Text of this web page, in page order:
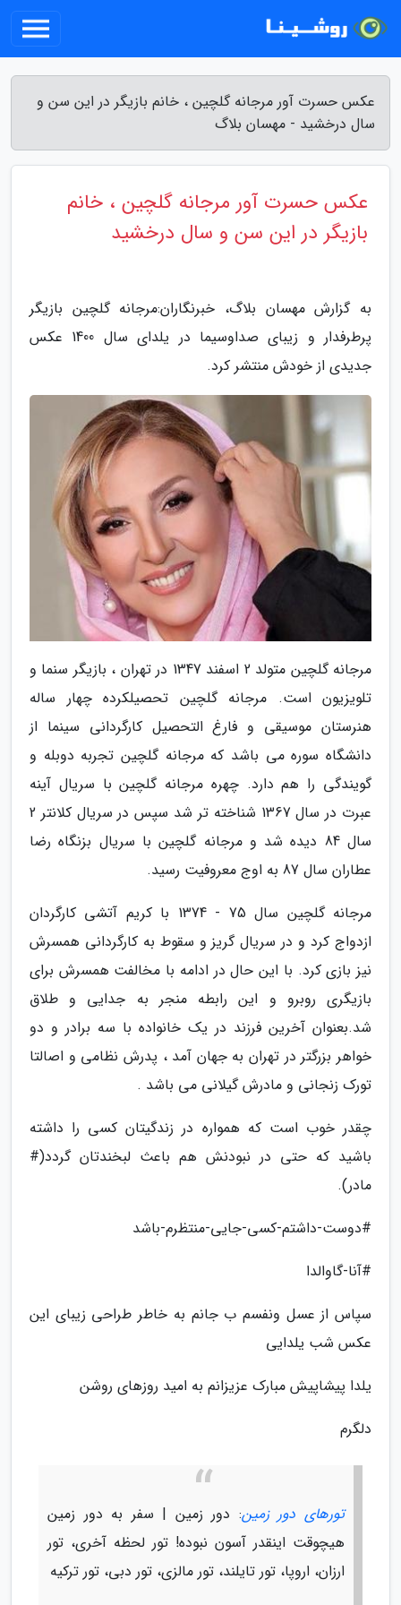
عکس حسرت آور مرجانه گلچین ، خانم بازیگر در این سن و
سال درخشید - مهسان بلاگ
عکس حسرت آور مرجانه گلچین ، خانم
بازیگر در این سن و سال درخشید
به گزارش مهسان بلاگ، خبرنگاران:مرجانه گلچین بازیگر
پرطرفدار و زیبای صداوسیما در یلدای سال 1400 عکس
جدیدی از خودش منتشر کرد.
مرجانه گلچین متولد 2 اسفند 1347 در تهران ، بازیگر سنما و
تلویزیون است. مرجانه گلچین تحصیلکرده چهار ساله
هنرستان موسیقی و فارغ التحصیل کارگردانی سینما از
دانشگاه سوره می باشد که مرجانه گلچین تجربه دوبله و
گویندگی را هم دارد. چهره مرجانه گلچین با سریال آینه
عبرت در سال 1367 شناخته تر شد سپس در سریال کلانتر 2
سال 84 دیده شد و مرجانه گلچین با سریال بزنگاه رضا
عطاران سال 87 به اوج معروفیت رسید.
مرجانه گلچین سال 75 - 1374 با کریم آتشی کارگردان
ازدواج کرد و در سریال گریز و سقوط به کارگردانی همسرش
نیز بازی کرد. با این حال در ادامه با مخالفت همسرش برای
بازیگری روبرو و این رابطه منجر به جدایی و طلاق
شد.بعنوان آخرین فرزند در یک خانواده با سه برادر و دو
خواهر بزرگتر در تهران به جهان آمد ، پدرش نظامی و اصالتا
تورک زنجانی و مادرش گیلانی می باشد .
چقدر خوب است که همواره در زندگیتان کسی را داشته
باشید که حتی در نبودنش هم باعث لبخندتان گردد(#
مادر).
#دوست-داشتم-کسی-جایی-منتظرم-باشد
#آنا-گاوالدا
سپاس از عسل ونفسم ب جانم به خاطر طراحی زیبای این
عکس شب یلدایی
یلدا پیشاپیش مبارک عزیزانم به امید روزهای روشن
دلگرم
تورهای دور زمین: دور زمین | سفر به دور زمین
هیچوقت اینقدر آسون نبوده! تور لحظه آخری، تور
ارزان، اروپا، تور تایلند، تور مالزی، تور دبی، تور ترکیه